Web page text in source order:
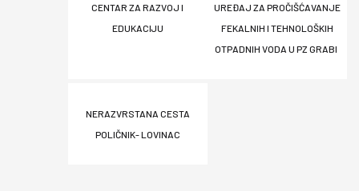
CENTAR ZA RAZVOJ I
EDUKACIJU
UREĐAJ ZA PROČIŠĆAVANJE
FEKALNIH I TEHNOLOŠKIH
OTPADNIH VODA U PZ GRABI
NERAZVRSTANA CESTA
POLIČNIK- LOVINAC